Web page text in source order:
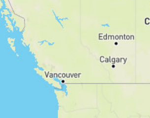
schwer
Eigenschaften
schwindelfrei trittsicher
vorwiegend Pfade leicht zu folgen
gute Grundkondition
kinderfreundlich
gebührenpflichtig